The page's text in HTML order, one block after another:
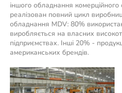
іншого обладнання
реалізован повний цикл
обладнання MDV: 80%
виробляється на власних
підприємствах. Інші 20% -
американських брендів.